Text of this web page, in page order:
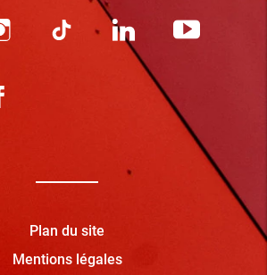
Plan du site
Mentions légales